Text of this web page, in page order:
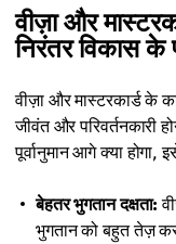
वीज़ा और
निरंतर विकास के
वीज़ा और मास्टरकार्ड के
जीवंत और परिवर्तनकारी
पूर्वानुमान आगे क्या होगा,
बेहतर भुगतान दक्षता:
भुगतान को बहुत तेज़